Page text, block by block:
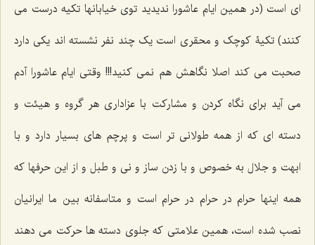
ای است (در همین ایام عاشورا ندیدید توی خیابانها تکیه درست می
کنند) تکیۀ کوچک و محقری است یک چند نفر نشسته اند یکی دارد
صحبت می کند اصلا نگاهش هم نمی کنید!!! وقتی ایام عاشورا آدم
می آید برای نگاه کردن و مشارکت با عزاداری هر گروه و هیئت و
دسته ای که از همه طولانی تر است و پرچم های بسیار دارد و با
ابهت و جلال به خصوص و با زدن ساز و نی و طبل و از این حرفها که
همه اینها حرام در حرام در حرام است و متاسفانه بین ما ایرانیان
نصب شده است، همین علامتی که جلوی دسته ها حرکت می دهند